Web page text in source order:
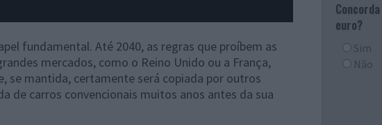
fundamental. Até 2040, as regras que proíbem as
mercados, como o Reino Unido ou a França,
se mantida, certamente será copiada por outros
de carros convencionais muitos anos antes da sua
euro?
Sim
Não